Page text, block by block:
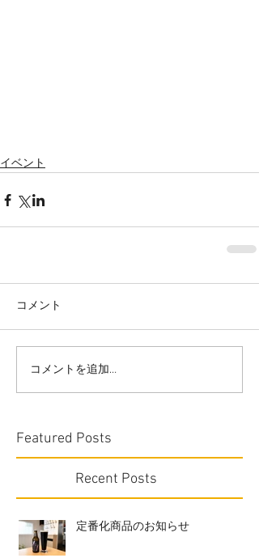
イベント
コメント
コメントを追加…
Featured Posts
Recent Posts
定番化商品のお知らせ